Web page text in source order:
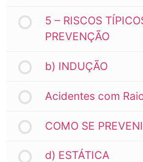
5 – RISCOS
PREVENÇÃO
b) INDUÇÃO
Acidentes com
COMO SE
d) ESTÁTICA